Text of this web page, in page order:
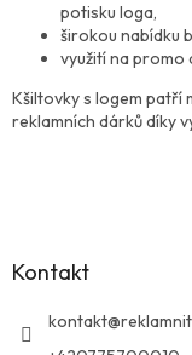
potisku loga,
širokou nabídku
využití na promo
Kšiltovky s logem patří
reklamních dárků díky
Kontakt
kontakt@